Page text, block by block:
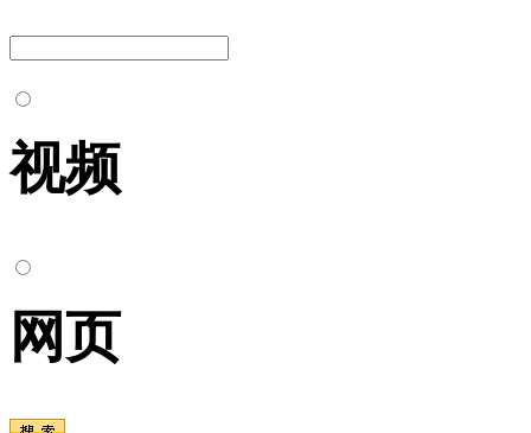
视频
网页